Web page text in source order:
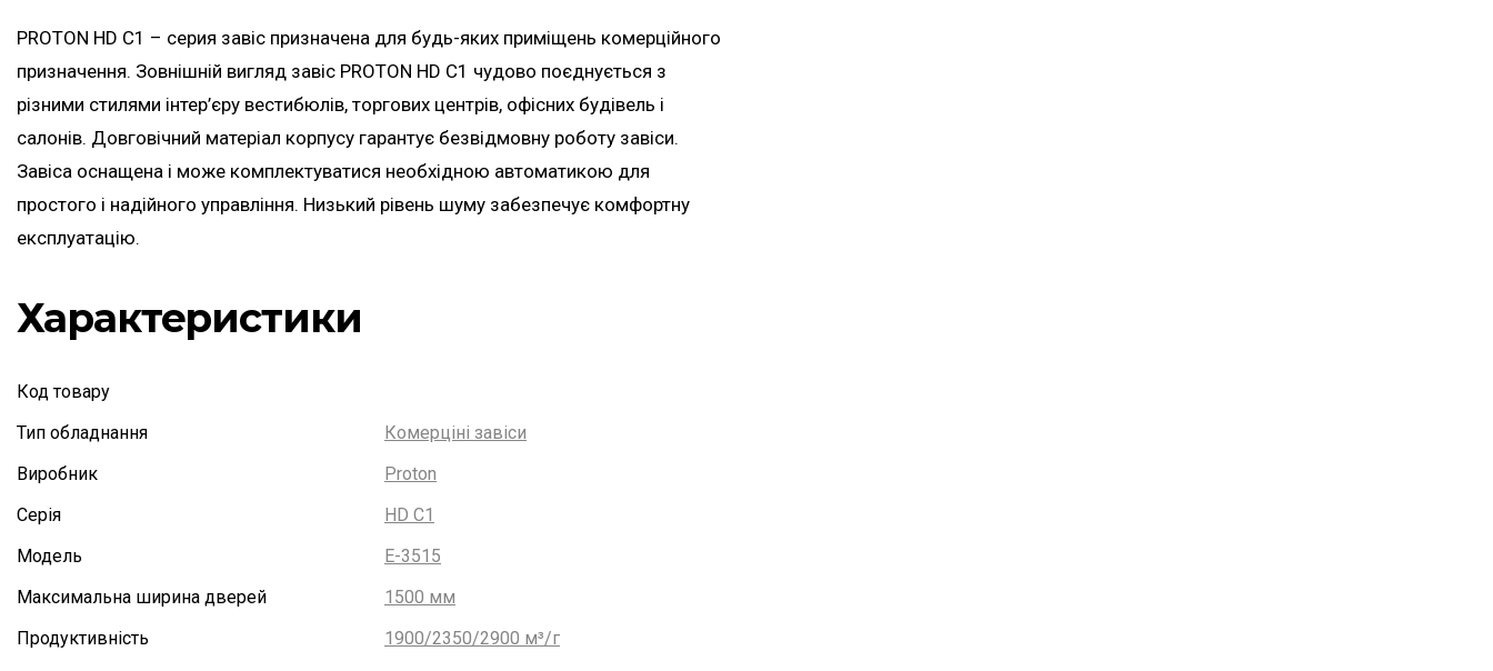
PROTON HD C1 – серия завіс призначена для будь-яких приміщень комерційного
призначення. Зовнішній вигляд завіс PROTON HD C1 чудово поєднується з
різними стилями інтер’єру вестибюлів, торгових центрів, офісних будівель і
салонів. Довговічний матеріал корпусу гарантує безвідмовну роботу завіси.
Завіса оснащена і може комплектуватися необхідною автоматикою для
простого і надійного управління. Низький рівень шуму забезпечує комфортну
експлуатацію.
Характеристики
Код товару
Тип обладнання
Комерціні завіси
Виробник
Proton
Серія
HD C1
Модель
E-3515
Максимальна ширина дверей
1500 мм
Продуктивність
1900/2350/2900 м³/г